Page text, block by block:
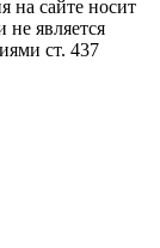
на сайте носит
является
ст. 437